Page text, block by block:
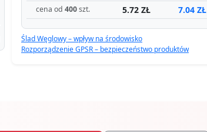
cena od 400szt. 5.72 ZŁ 7.04 ZŁ
Ślad Węglowy – wpływ na środowisko
Rozporządzenie GPSR – bezpieczeństwo produktów